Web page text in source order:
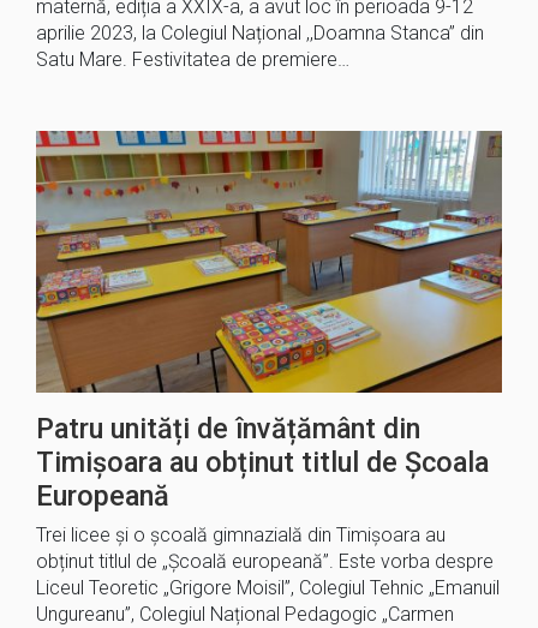
maternă, ediția a XXIX-a, a avut loc în perioada 9-12
aprilie 2023, la Colegiul Național ,,Doamna Stanca” din
Satu Mare. Festivitatea de premiere…
Patru unități de învățământ din
Timișoara au obținut titlul de Școala
Europeană
Trei licee și o școală gimnazială din Timișoara au
obținut titlul de „Școală europeană”. Este vorba despre
Liceul Teoretic „Grigore Moisil”, Colegiul Tehnic „Emanuil
Ungureanu”, Colegiul Național Pedagogic „Carmen